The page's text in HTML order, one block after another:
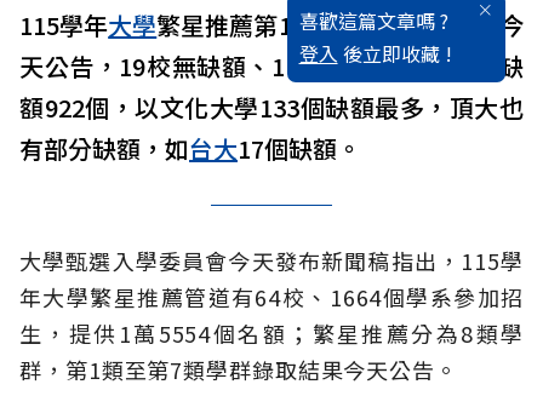
喜歡這篇文章嗎 ?
登入 後立即收藏 !
115學年大學繁星推薦第1至7類學群錄取結果今
天公告，19校無缺額、1校增額錄取1名，總缺
額922個，以文化大學133個缺額最多，頂大也
有部分缺額，如台大17個缺額。
大學甄選入學委員會今天發布新聞稿指出，115學
年大學繁星推薦管道有64校、1664個學系參加招
生，提供1萬5554個名額；繁星推薦分為8類學
群，第1類至第7類學群錄取結果今天公告。